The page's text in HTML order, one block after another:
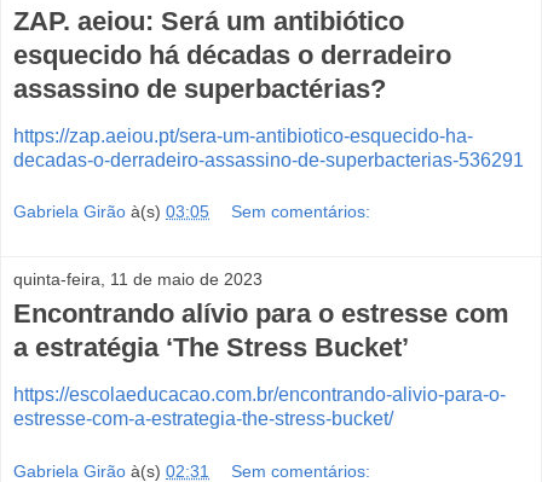
ZAP. aeiou: Será um antibiótico
esquecido há décadas o derradeiro
assassino de superbactérias?
https://zap.aeiou.pt/sera-um-antibiotico-esquecido-ha-
decadas-o-derradeiro-assassino-de-superbacterias-536291
Gabriela Girão à(s) 03:05 Sem comentários:
quinta-feira, 11 de maio de 2023
Encontrando alívio para o estresse com
a estratégia ‘The Stress Bucket’
https://escolaeducacao.com.br/encontrando-alivio-para-o-
estresse-com-a-estrategia-the-stress-bucket/
Gabriela Girão à(s) 02:31 Sem comentários: